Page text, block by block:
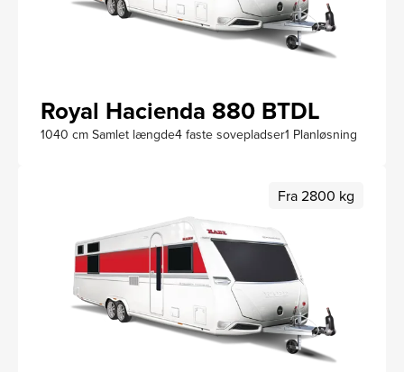
Royal Hacienda 880 BTDL
1040 cm Samlet længde4 faste sovepladser1 Planløsning
Fra 2800 kg